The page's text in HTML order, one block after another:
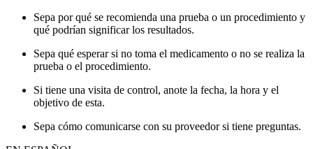
Sepa por qué se recomienda una prueba o un procedimiento y
qué podrían significar los resultados.
Sepa qué esperar si no toma el medicamento o no se realiza la
prueba o el procedimiento.
Si tiene una visita de control, anote la fecha, la hora y el
objetivo de esta.
Sepa cómo comunicarse con su proveedor si tiene preguntas.